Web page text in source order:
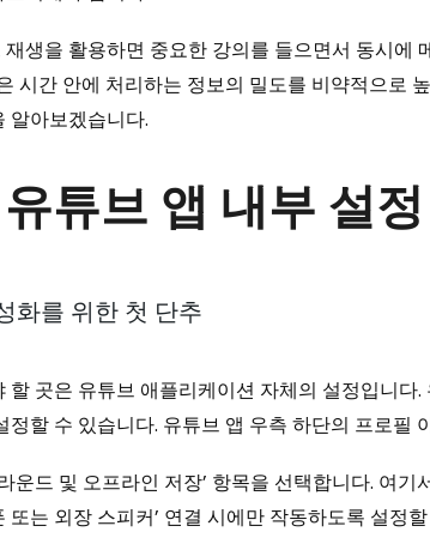
생을 활용하면 중요한 강의를 들으면서 동시에
시간 안에 처리하는 정보의 밀도를 비약적으로
알아보겠습니다.
튜브 앱 내부 설
화를 위한 첫 단추
할 곳은 유튜브 애플리케이션 자체의 설정입니
정할 수 있습니다. 유튜브 앱 우측 하단의 프로필
운드 및 오프라인 저장’ 항목을 선택합니다. 여
또는 외장 스피커’ 연결 시에만 작동하도록 설정